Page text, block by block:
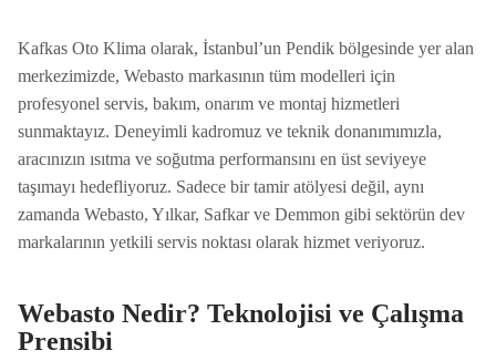
Kafkas Oto Klima olarak, İstanbul’un Pendik bölgesinde yer alan
merkezimizde, Webasto markasının tüm modelleri için
profesyonel servis, bakım, onarım ve montaj hizmetleri
sunmaktayız. Deneyimli kadromuz ve teknik donanımımızla,
aracınızın ısıtma ve soğutma performansını en üst seviyeye
taşımayı hedefliyoruz. Sadece bir tamir atölyesi değil, aynı
zamanda Webasto, Yılkar, Safkar ve Demmon gibi sektörün dev
markalarının yetkili servis noktası olarak hizmet veriyoruz.
Webasto Nedir? Teknolojisi ve Çalışma
Prensibi